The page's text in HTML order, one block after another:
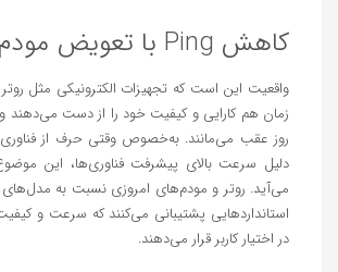
کاهش Ping با تعویض مودم – روتر
واقعیت این است که تجهیزات الکترونیکی مثل
زمان هم کارایی و کیفیت خود را از دست می‌دهند
روز عقب می‌مانند. به‌خصوص وقتی حرف از فناوری
دلیل سرعت بالای پیشرفت فناوری‌ها، این
می‌آید. روتر و مودم‌های امروزی نسبت به
استانداردهایی پشتیبانی می‌کنند که سرعت و
در اختیار کاربر قرار می‌دهند.